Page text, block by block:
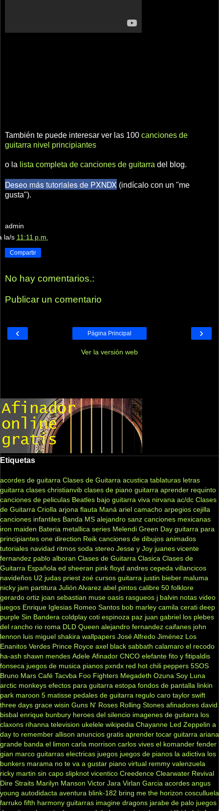
También te puede interesar ver las 100 canciones de
guitarra nivel principiantes
o la lista completa de canciones de guitarra del blog.
Deseo más tutoriales de PXNDX (indícalo con un "me
gusta").
admin
la/s 11:11 p.m.
Compartir
No hay comentarios.:
Publicar un comentario
‹ ›
Página Principal
Ver la versión web
Etiquetas
acordes de guitarra Clases de Guitarra acustica tablaturas letras
guitarra clases christianvib clases de piano guitarra aprender requinto
canciones de peliculas Beatles bajo guitarra viva nirvana ac/dc Clases
de Guitarra Criolla arjona flauta Maná ariel camacho arpegios cejilla
canciones infantiles Banda MS alejandro sanz canciones mexicanas
iron maiden Bateria metallica series Melendi Green Day guitarra para
principiantes one direction Reik canciones de dibujos animados
tutoriales navidad ritmos soda stereo Jesse y Joy juanes vicente
fernandez pablo alboran Clases de Guitarra Clasica Clases de
Guitarra Española ed sheeran pink floyd andres cepeda villancicos
navideños U2 judas priest zoé cursos guitarra justin bieber maluma
nicky jam partitura Julión Alvarez abel pintos calibre 50 folklore
gerardo ortiz joan sebastian muse oasis rasgueos j balvin notas video
juegos Enrique Iglesias Romeo Santos bob marley camila cerati deep
purple Sin Bandera coldplay coti espinoza paz juan gabriel los plebes
del rancho rio roma DLD Queen alejandro fernandez caifanes john
lennon luis miguel shakira wallpapers José Alfredo Jiménez Los
Enanitos Verdes Prince Royce axel black sabbath calamaro el recodo
ha-ash shawn mendes Adele Afinador CNCO elefante fito y fitipaldis
fonseca juegos de musica pianos pxndx red hot chili peppers 5SOS
Bruno Mars Café Tacvba Foo Fighters Megadeth Ozuna Soy Luna
arctic monkeys efectos para guitarra estopa fondos de pantalla linkin
park maroon 5 matisse pedales de guitarra regulo caro taylor swift
three days grace wisin Guns N' Roses Rolling Stones afinadores david
bisbal enrique bunbury heroes del silencio imagenes de guitarra los
claxons rihanna television ukelele wikipedia Chayanne Led Zeppelin a
day to remember allison anuncios gratis aprender tocar guitarra ariana
grande banda el limon carla morrison carlos vives el komander fender
gian marco guitarras electricas juegos juegos de pianos la adictiva los
bunkers marama no te va a gustar piano virtual remmy valenzuela
ricky martin sin capo slipknot vicentico Creedence Clearwater Revival
Dire Straits Marilyn Manson Victor Jara Virlan Garcia acordes angus
young autodidacta aventura blink-182 bring me the horizon cosculluela
farruko fifth harmony guitarras imagine dragons jarabe de palo juegos